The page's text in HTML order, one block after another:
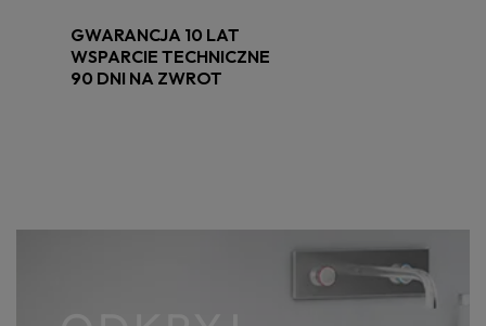
GWARANCJA 10 LAT
WSPARCIE TECHNICZNE
90 DNI NA ZWROT